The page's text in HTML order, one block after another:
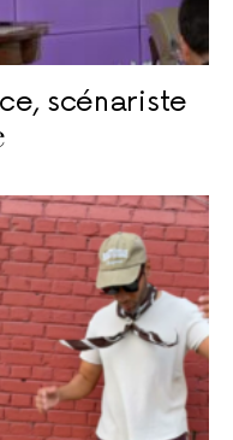
scénariste